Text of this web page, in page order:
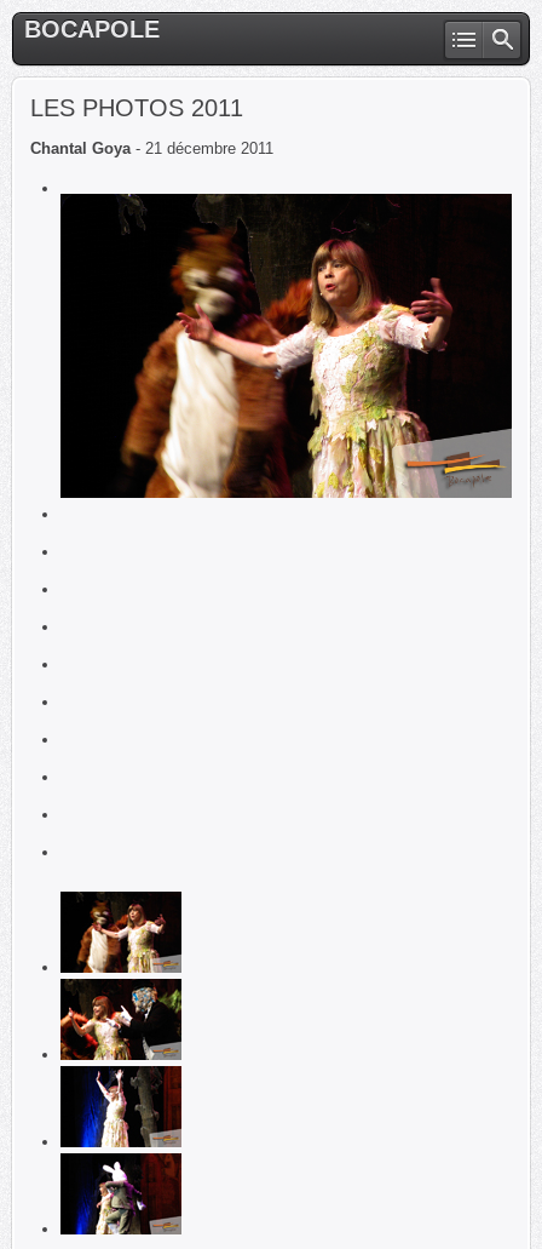
BOCAPOLE
LES PHOTOS 2011
Chantal Goya- 21 décembre 2011